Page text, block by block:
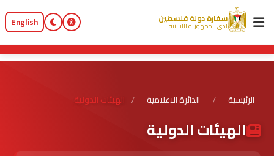
سفارة دولة فلسطين
لدى الجمهورية اللبنانية English
الرئيسية / الدائرة الاعلامية / الهيئات الدولية
الهيئات الدولية